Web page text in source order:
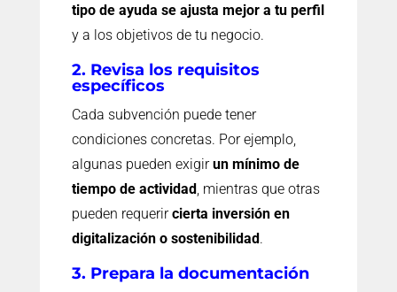
tipo de ayuda se ajusta mejor a tu perfil
y a los objetivos de tu negocio.
2. Revisa los requisitos
específicos
Cada subvención puede tener
condiciones concretas. Por ejemplo,
algunas pueden exigirun mínimo de
tiempo de actividad, mientras que otras
pueden requerircierta inversión en
digitalización o sostenibilidad.
3. Prepara la documentación